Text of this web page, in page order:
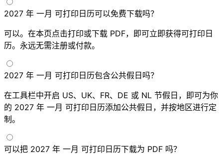
2027 年 一月 可打印日历可以免费下载吗？
可以。在本页点击打印或下载 PDF，即可立即获得可打印日
历。永远无需注册或付款。
2027 年 一月 可打印日历包含公共假日吗？
在工具栏中开启 US、UK、FR、DE 或 NL 节假日，即可为你
的 2027 年 一月 可打印日历添加公共假日，并按地区进行定
制。
可以把 2027 年 一月 可打印日历下载为 PDF 吗？